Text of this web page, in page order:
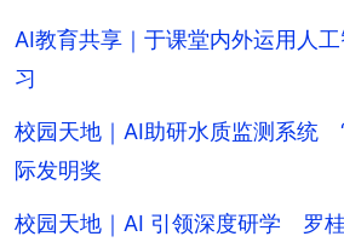
AI教育共享｜于课堂内外运用人
习
校园天地｜AI助研水质监测系统
际发明奖
校园天地｜AI 引领深度研学 罗